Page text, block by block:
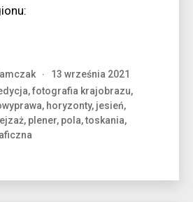
13 września 2021
,fotografia krajobrazu,
, horyzonty, jesień,
, plener, pola,toskania,